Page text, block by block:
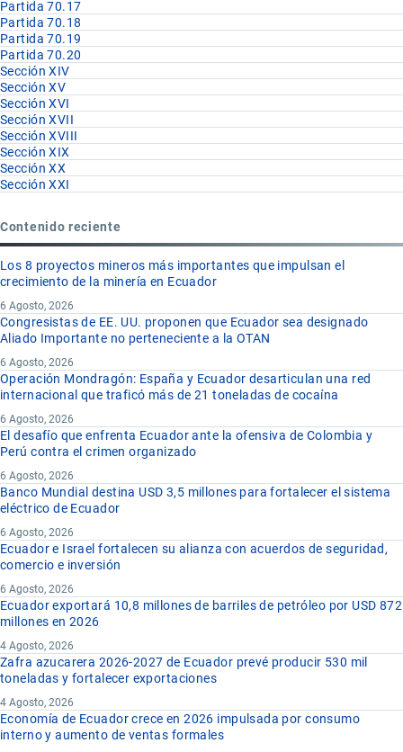
Partida 70.17
Partida 70.18
Partida 70.19
Partida 70.20
Sección XIV
Sección XV
Sección XVI
Sección XVII
Sección XVIII
Sección XIX
Sección XX
Sección XXI
Contenido reciente
Los 8 proyectos mineros más importantes que impulsan el
crecimiento de la minería en Ecuador
6 Agosto, 2026
Congresistas de EE. UU. proponen que Ecuador sea designado
Aliado Importante no perteneciente a la OTAN
6 Agosto, 2026
Operación Mondragón: España y Ecuador desarticulan una red
internacional que traficó más de 21 toneladas de cocaína
6 Agosto, 2026
El desafío que enfrenta Ecuador ante la ofensiva de Colombia y
Perú contra el crimen organizado
6 Agosto, 2026
Banco Mundial destina USD 3,5 millones para fortalecer el sistema
eléctrico de Ecuador
6 Agosto, 2026
Ecuador e Israel fortalecen su alianza con acuerdos de seguridad,
comercio e inversión
6 Agosto, 2026
Ecuador exportará 10,8 millones de barriles de petróleo por USD 872
millones en 2026
4 Agosto, 2026
Zafra azucarera 2026-2027 de Ecuador prevé producir 530 mil
toneladas y fortalecer exportaciones
4 Agosto, 2026
Economía de Ecuador crece en 2026 impulsada por consumo
interno y aumento de ventas formales